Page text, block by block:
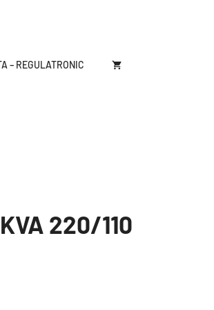
– REGULATRONIC
220/110